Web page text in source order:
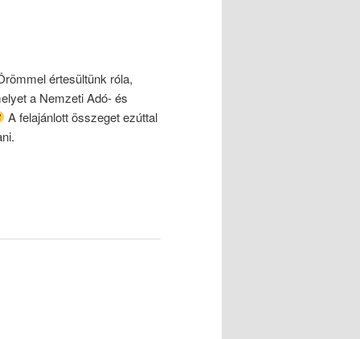
értesültünk róla,
a Nemzeti Adó- és
A felajánlott összeget ezúttal